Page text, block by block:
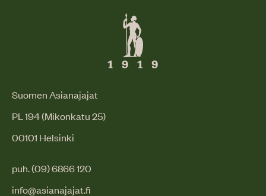
Suomen Asianajajat
PL 194 (Mikonkatu 25)
00101 Helsinki
puh. (09) 6866 120
info@asianajajat.fi